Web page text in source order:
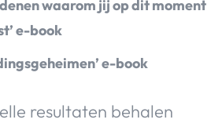
waarom jij op dit moment
e-book
e-book
resultaten behalen